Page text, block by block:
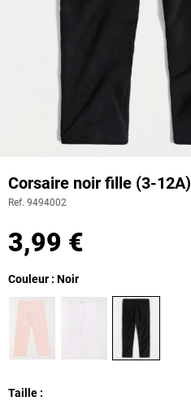
Corsaire noir fille (3-12A)
Ref. 9494002
3,99 €
Couleur : Noir
Taille